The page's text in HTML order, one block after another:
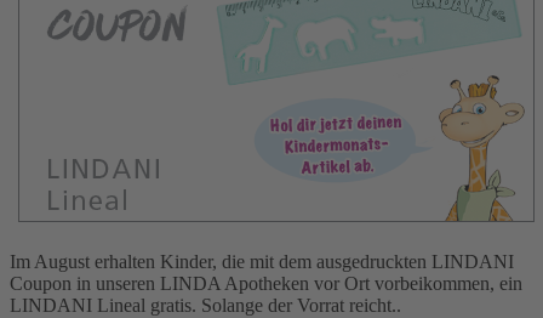
Im August erhalten Kinder, die mit dem ausgedruckten LINDANI
Coupon in unseren LINDA Apotheken vor Ort vorbeikommen, ein
LINDANI Lineal gratis. Solange der Vorrat reicht..